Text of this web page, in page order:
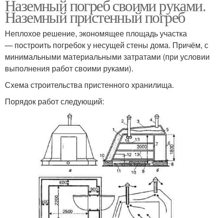
Наземный погреб своими руками.
Наземный пристенный погреб
Неплохое решение, экономящее площадь участка
— построить погребок у несущей стены дома. Причём, с
минимальными материальными затратами (при условии
выполнения работ своими руками).
Схема строительства пристенного хранилища.
Порядок работ следующий: